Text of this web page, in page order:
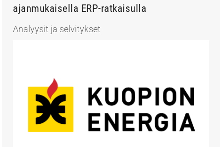
ajanmukaisella ERP-ratkaisulla
Analyysit ja selvitykset